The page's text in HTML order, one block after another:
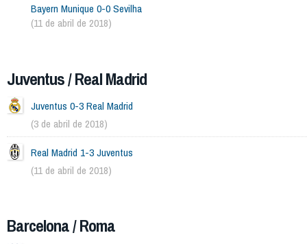
Bayern Munique 0-0 Sevilha
(11 de abril de 2018)
Juventus / Real Madrid
Juventus 0-3 Real Madrid
(3 de abril de 2018)
Real Madrid 1-3 Juventus
(11 de abril de 2018)
Barcelona / Roma